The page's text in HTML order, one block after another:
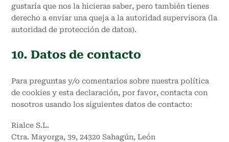
gustaría que nos la hicieras saber, pero también tienes
derecho a enviar una queja a la autoridad supervisora (la
autoridad de protección de datos).
10. Datos de contacto
Para preguntas y/o comentarios sobre nuestra política
de cookies y esta declaración, por favor, contacta con
nosotros usando los siguientes datos de contacto:
Rialce S.L.
Ctra. Mayorga, 39, 24320 Sahagún, León